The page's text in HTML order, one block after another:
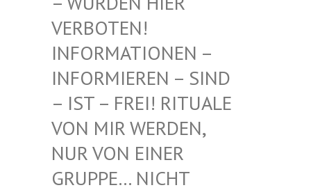
BOTEN! INF
ORMATIONEN – INF
ORMIEREN – SIND – I
ST – FREI! RITUALE VON
MIR WERDEN, NUR
VON EINER GRU
PPE… NICHT ANE